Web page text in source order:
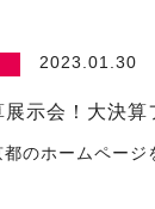
2023.01.30
展示会！大決算
都のホームペー